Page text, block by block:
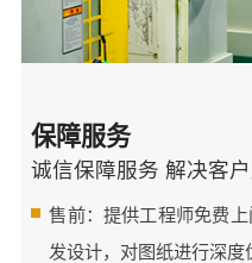
保障服务
诚信保障服务 解决客
售前：提供工程师免费
发设计，对图纸进行深度